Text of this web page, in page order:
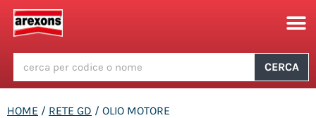
CERCA
HOME / RETE GD / OLIO MOTORE